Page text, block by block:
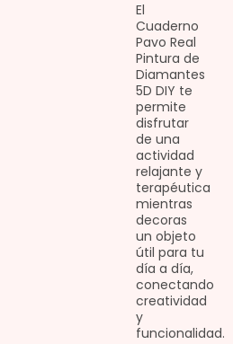
El
Cuaderno
Pavo Real
Pintura de
Diamantes
5D DIY te
permite
disfrutar
de una
actividad
relajante y
terapéutica
mientras
decoras
un objeto
útil para tu
día a día,
conectando
creatividad
y
funcionalidad.